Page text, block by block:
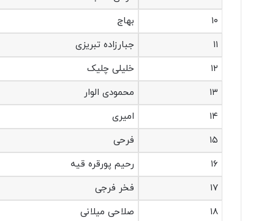
۱۰
بهاج
۱۱
جبارزاده تبریزی
۱۲
خلیلی چلیک
۱۳
محمودی الوار
۱۴
امیری
۱۵
فرحی
۱۶
رحیم پورقره قیه
۱۷
فخر فرجی
۱۸
صلاحی میلانی